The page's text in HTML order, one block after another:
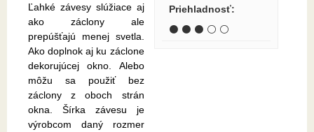
Ľahké závesy slúžiace aj
ako záclony ale
prepúšťajú menej svetla.
Ako doplnok aj ku záclone
dekorujúcej okno. Alebo
môžu sa použiť bez
záclony z oboch strán
okna. Šírka závesu je
výrobcom daný rozmer
Priehladnosť:
⚫ ⚫ ⚫ ⚪ ⚪